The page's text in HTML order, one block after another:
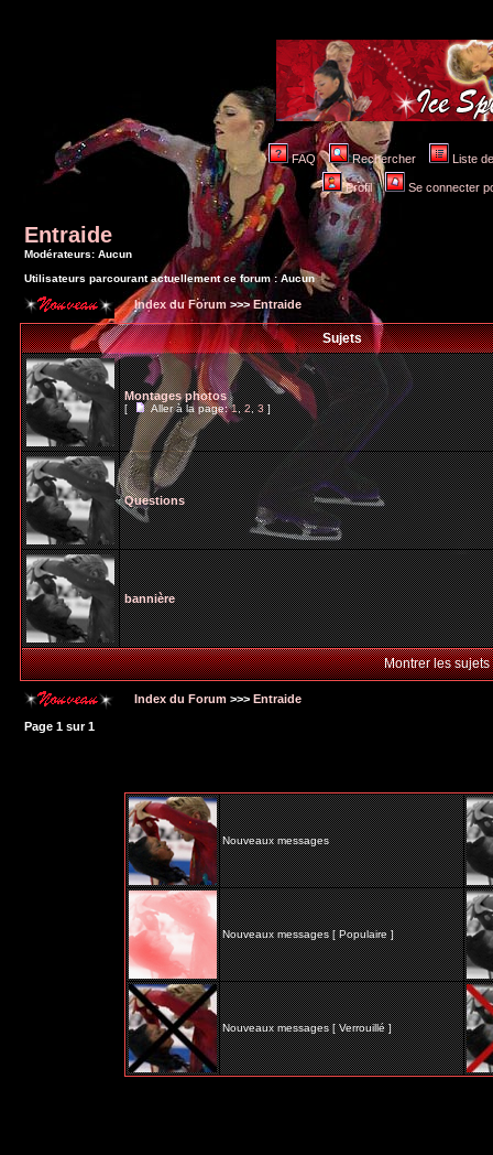
FAQ Rechercher Liste
Profil Se connecter
Entraide
Modérateurs: Aucun
Utilisateurs parcourant actuellement ce forum : Aucun
Index du Forum >>>Entraide
Sujets
Montages photos
[ Aller à la page:1,2,3]
Questions
bannière
Montrer les
Index du Forum >>> Entraide
Page 1 sur1
Nouveaux messages
Nouveaux messages [ Populaire ]
Nouveaux messages [ Verrouillé ]